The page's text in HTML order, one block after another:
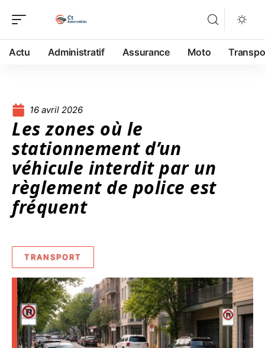
Actu Administratif Assurance Moto
16 avril 2026
Les zones où le
stationnement d’un
véhicule interdit par un
règlement de police est
fréquent
TRANSPORT